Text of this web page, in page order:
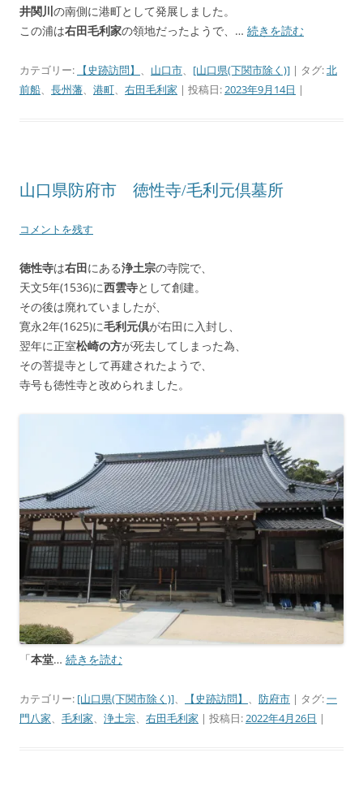
井関川の南側に港町として発展しました。
この浦は右田毛利家の領地だったようで、… 続きを読む
カテゴリー: 【史跡訪問】 、 山口市、 [山口県(下関市除く)] | タグ:北
前船、 長州藩、 港町、 右田毛利家 | 投稿日:2023年9月14日 |
山口県防府市 徳性寺/毛利元倶墓所
コメントを残す
徳性寺は右田にある浄土宗の寺院で、
天文5年(1536)に西雲寺として創建。
その後は廃れていましたが、
寛永2年(1625)に毛利元倶が右田に入封し、
翌年に正室松崎の方が死去してしまった為、
その菩提寺として再建されたようで、
寺号も徳性寺と改められました。
「本堂… 続きを読む
カテゴリー: [山口県(下関市除く)]、 【史跡訪問】 、 防府市 | タグ:一
門八家、 毛利家、 浄土宗、 右田毛利家 | 投稿日:2022年4月26日 |